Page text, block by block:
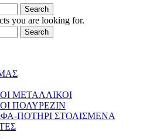
Search
you are looking for.
Search
ΜΕΤΑΛΛΙΚΟΙ
ΠΟΛΥΡΕΖΙΝ
ΠΟΤΗΡΙ ΣΤΟΛΙΣΜΕΝΑ